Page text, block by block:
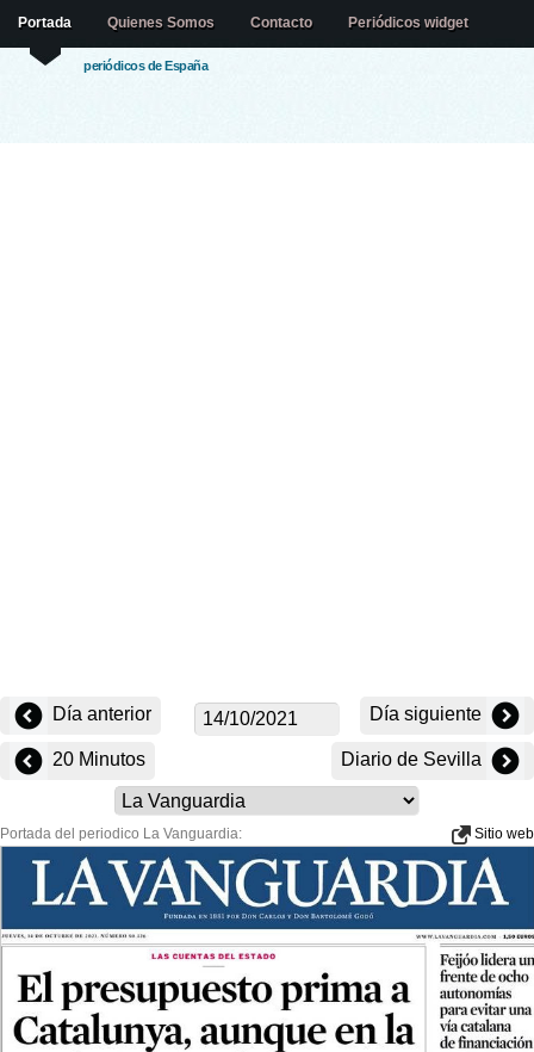
periódicos de España
Portada Quienes Somos Contacto Periódicos widget
Día anterior Día siguiente
20 Minutos Diario de Sevilla
Portada del periodico La Vanguardia: Sitio web